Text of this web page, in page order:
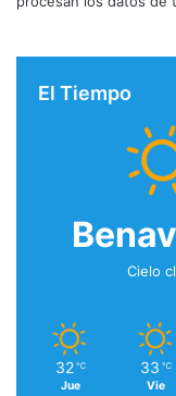
El Tiempo
Cielo
32 ℃
Jue
33 ℃
Vie